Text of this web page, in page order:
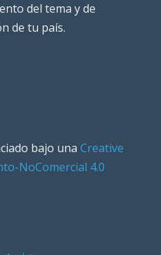
del tema y de
de tu país.
bajo una Creative
NoComercial 4.0